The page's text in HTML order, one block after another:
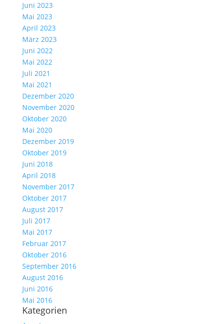
Juni 2023
Mai 2023
April 2023
März 2023
Juni 2022
Mai 2022
Juli 2021
Mai 2021
Dezember 2020
November 2020
Oktober 2020
Mai 2020
Dezember 2019
Oktober 2019
Juni 2018
April 2018
November 2017
Oktober 2017
August 2017
Juli 2017
Mai 2017
Februar 2017
Oktober 2016
September 2016
August 2016
Juni 2016
Mai 2016
Kategorien